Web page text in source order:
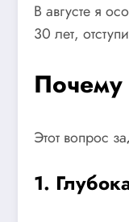
В августе я
30 лет,
Этот вопрос
1.